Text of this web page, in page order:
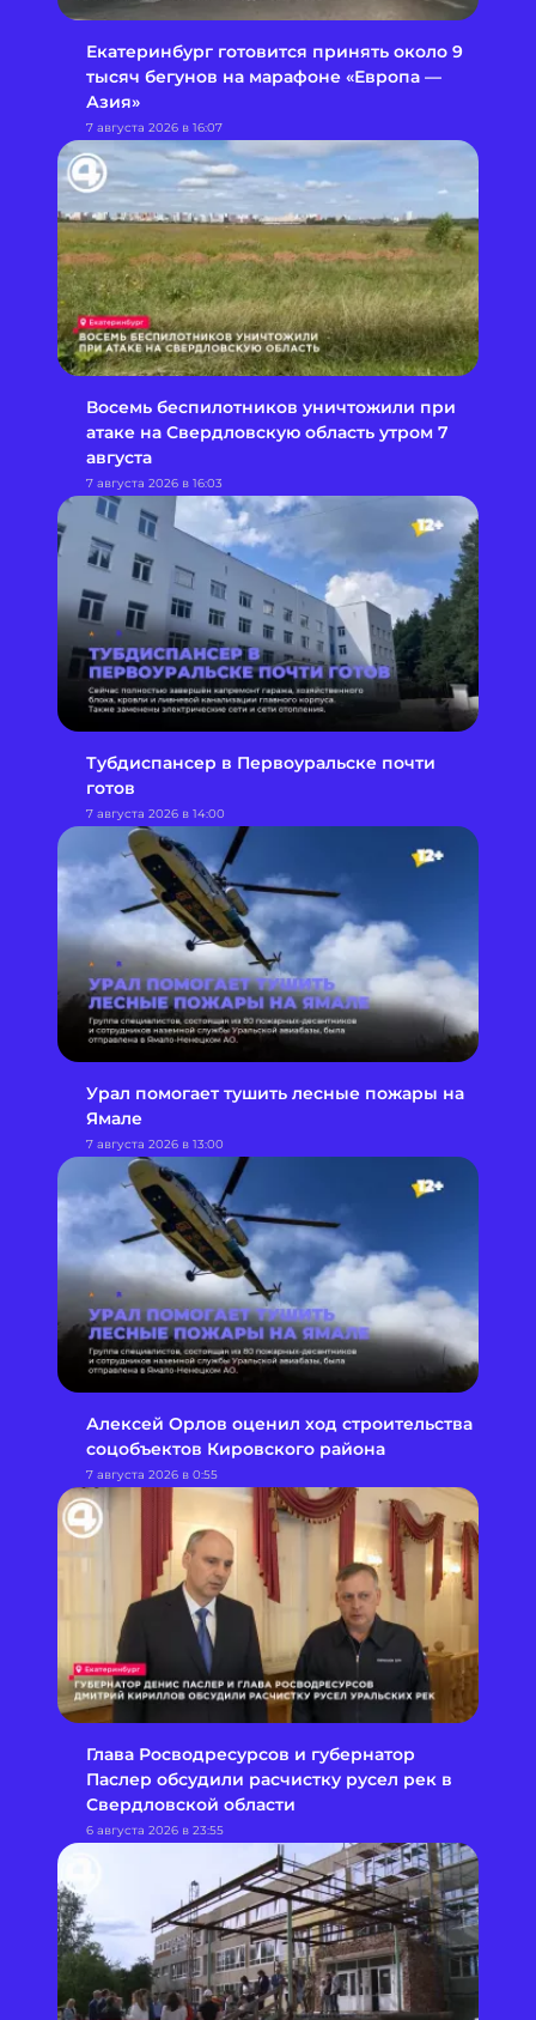
Екатеринбург готовится принять около 9
тысяч бегунов на марафоне «Европа —
Азия»
7 августа 2026 в 16:07
Восемь беспилотников уничтожили при
атаке на Свердловскую область утром 7
августа
7 августа 2026 в 16:03
Тубдиспансер в Первоуральске почти
готов
7 августа 2026 в 14:00
Урал помогает тушить лесные пожары на
Ямале
7 августа 2026 в 13:00
Алексей Орлов оценил ход строительства
соцобъектов Кировского района
7 августа 2026 в 0:55
Глава Росводресурсов и губернатор
Паслер обсудили расчистку русел рек в
Свердловской области
6 августа 2026 в 23:55